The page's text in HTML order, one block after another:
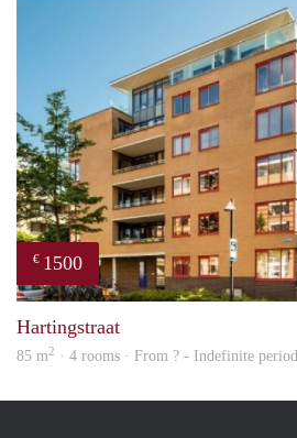
€ 1500
Hartingstraat
85 m2 · 4 rooms · From ? - Indefinite period